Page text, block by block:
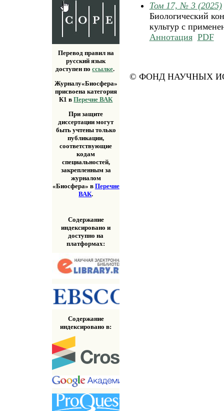
Перевод правил на
русский язык
доступен поссылке.
Журналу«Биосфера»
присвоена категория
К1 вПеречне ВАК
При защите
диссертации могут
быть учтены только
публикации,
соответствующие
кодам
специальностей,
закрепленным за
журналом
«Биосфера» в Перечне
ВАК.
Содержание
индексировано и
доступно на
платформах:
Содержание
индексировано в:
Том 17, № 3 (2025)
Биологический
культур c
Аннотация PDF
© ФОНД НАУЧНЫХ